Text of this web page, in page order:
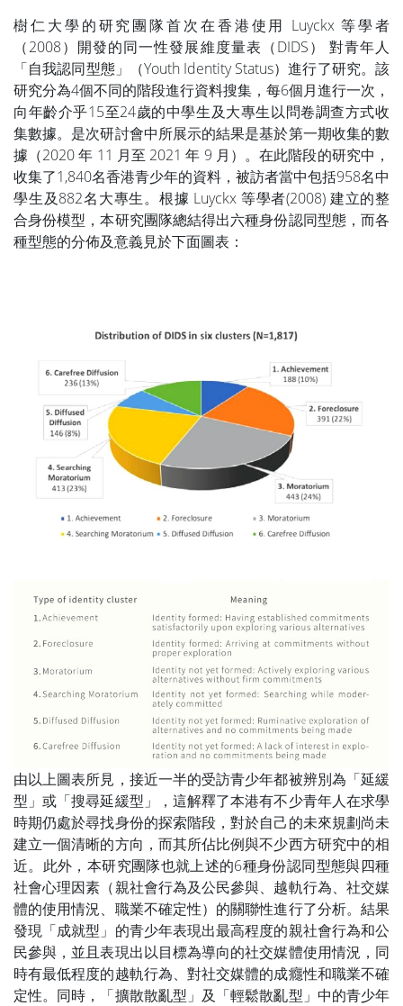
樹仁大學的研究團隊首次在香港使用 Luyckx 等學者
（2008）開發的同一性發展維度量表（DIDS） 對青年人
「自我認同型態」（Youth Identity Status）進行了研究。該
研究分為4個不同的階段進行資料搜集，每6個月進行一次，
向年齡介乎15至24歲的中學生及大專生以問卷調查方式收
集數據。是次研討會中所展示的結果是基於第一期收集的數
據（2020 年 11 月至 2021 年 9 月）。在此階段的研究中，
收集了1,840名香港青少年的資料，被訪者當中包括958名中
學生及882名大專生。根據 Luyckx 等學者(2008) 建立的整
合身份模型，本研究團隊總結得出六種身份認同型態，而各
種型態的分佈及意義見於下面圖表：
由以上圖表所見，接近一半的受訪青少年都被辨別為「延緩
型」或「搜尋延緩型」，這解釋了本港有不少青年人在求學
時期仍處於尋找身份的探索階段，對於自己的未來規劃尚未
建立一個清晰的方向，而其所佔比例與不少西方研究中的相
近。此外，本研究團隊也就上述的6種身份認同型態與四種
社會心理因素（親社會行為及公民參與、越軌行為、社交媒
體的使用情況、職業不確定性）的關聯性進行了分析。結果
發現「成就型」的青少年表現出最高程度的親社會行為和公
民參與，並且表現出以目標為導向的社交媒體使用情況，同
時有最低程度的越軌行為、對社交媒體的成癮性和職業不確
定性。同時，「擴散散亂型」及「輕鬆散亂型」中的青少年